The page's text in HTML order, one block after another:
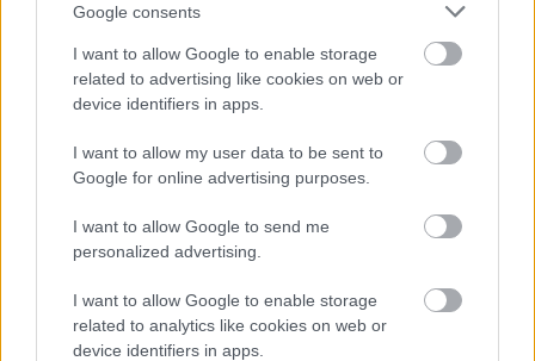
Google consents
I want to allow Google to enable storage
related to advertising like cookies on web or
device identifiers in apps.
I want to allow my user data to be sent to
Google for online advertising purposes.
I want to allow Google to send me
personalized advertising.
I want to allow Google to enable storage
related to analytics like cookies on web or
device identifiers in apps.
DVSC: Elküldik az NB I egyik
leghűségesebb játékosát - irány a
Vidi?
János lejáró szerződését. A Vidi mellett egy NB I-es
klub is képben van.
Elolvasom
Itt állíthatod be, hogy a Csakfoci az elsők
között legyen a Google-találatokban